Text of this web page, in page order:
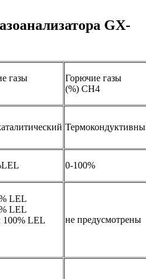
GX-
газы
Горючие газы
(%) CH4
0-100%
LEL
LEL
100% LEL
не предусмотрены